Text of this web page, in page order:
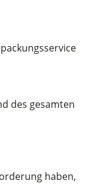
des gesamten
haben,